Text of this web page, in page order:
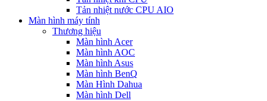
Tản nhiệt nước CPU AIO
Màn hình máy tính
Thương hiệu
Màn hình Acer
Màn hình AOC
Màn hình Asus
Màn hình BenQ
Màn Hình Dahua
Màn hình Dell